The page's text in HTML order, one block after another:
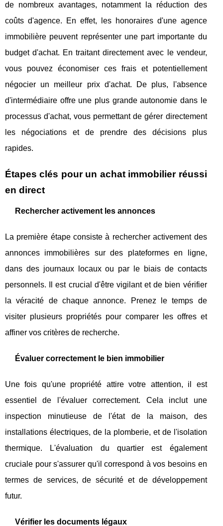
de nombreux avantages, notamment la réduction des
coûts d'agence. En effet, les honoraires d'une agence
immobilière peuvent représenter une part importante du
budget d'achat. En traitant directement avec le vendeur,
vous pouvez économiser ces frais et potentiellement
négocier un meilleur prix d'achat. De plus, l'absence
d'intermédiaire offre une plus grande autonomie dans le
processus d'achat, vous permettant de gérer directement
les négociations et de prendre des décisions plus
rapides.
Étapes clés pour un achat immobilier réussi
en direct
Rechercher activement les annonces
La première étape consiste à rechercher activement des
annonces immobilières sur des plateformes en ligne,
dans des journaux locaux ou par le biais de contacts
personnels. Il est crucial d'être vigilant et de bien vérifier
la véracité de chaque annonce. Prenez le temps de
visiter plusieurs propriétés pour comparer les offres et
affiner vos critères de recherche.
Évaluer correctement le bien immobilier
Une fois qu'une propriété attire votre attention, il est
essentiel de l'évaluer correctement. Cela inclut une
inspection minutieuse de l'état de la maison, des
installations électriques, de la plomberie, et de l'isolation
thermique. L'évaluation du quartier est également
cruciale pour s'assurer qu'il correspond à vos besoins en
termes de services, de sécurité et de développement
futur.
Vérifier les documents légaux